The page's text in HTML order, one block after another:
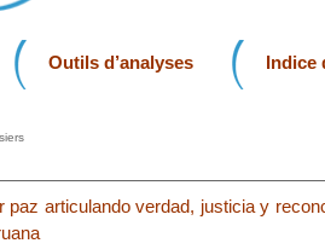
Outils d’analyses Indice
paz articulando verdad, justicia y